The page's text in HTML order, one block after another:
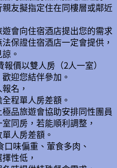
友擬指定住在同樓層或鄰近
會向住宿酒店提出您的需求
法保證住宿酒店一定會提供，
。
報價以雙人房（2人一室）
迎您結伴參加。
名，
程單人房差額。
極品旅遊會協助安排同性團員
同房，若能順利調整，
人房差額。
口味偏重、葷食多肉、
性低，